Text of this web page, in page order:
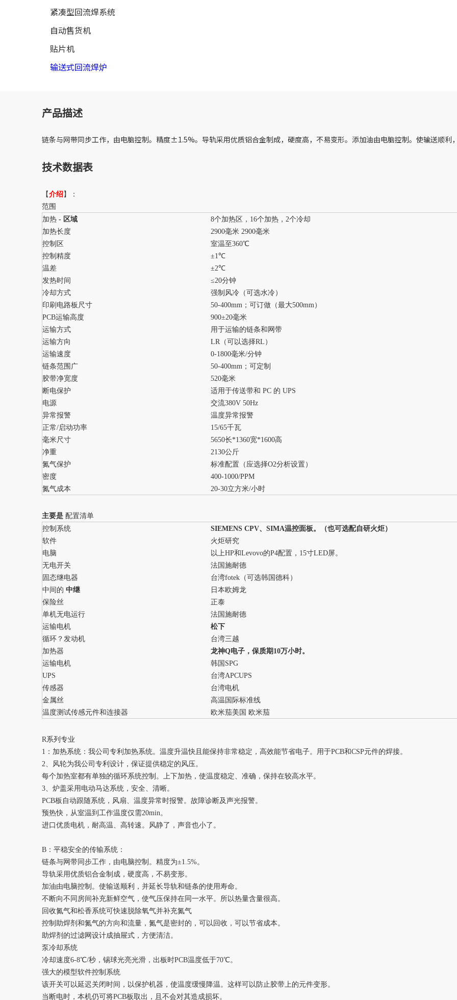
紧凑型回流焊系统
自动售货机
贴片机
输送式回流焊炉
产品描述
链条与网带同步工作，由电脑控制。精度±1.5%。导轨采用优质铝合金制成，硬度高，不易变形。添加油由电脑控制。使输送顺利
技术数据表
【介绍】：
范围
加热 - 区域
8个加热区，16个加热，2个冷却
加热长度
2900毫米 2900毫米
控制区
室温至360℃
控制精度
±1℃
温差
±2℃
发热时间
≤20分钟
冷却方式
强制风冷（可选水冷）
印刷电路板尺寸
50-400mm；可订做（最大500mm）
PCB运输高度
900±20毫米
运输方式
用于运输的链条和网带
运输方向
LR（可以选择RL）
运输速度
0-1800毫米/分钟
链条范围广
50-400mm；可定制
胶带净宽度
520毫米
断电保护
适用于传送带和 PC 的 UPS
电源
交流380V 50Hz
异常报警
温度异常报警
正常/启动功率
15/65千瓦
毫米尺寸
5650长*1360宽*1600高
净重
2130公斤
氮气保护
标准配置（应选择O2分析设置）
密度
400-1000/PPM
氮气成本
20-30立方米/小时
主要是 配置清单
控制系统
SIEMENS CPV、SIMA温控面板。（也可选配自研火炬）
软件
火炬研究
电脑
以上HP和Levovo的P4配置，15寸LED屏。
无电开关
法国施耐德
固态继电器
台湾fotek（可选韩国德科）
中间的 中继
日本欧姆龙
保险丝
正泰
单机无电运行
法国施耐德
运输电机
松下
循环？发动机
台湾三越
加热器
龙神Q电子，保质期10万小时。
运输电机
韩国SPG
UPS
台湾APCUPS
传感器
台湾电机
金属丝
高温国际标准线
温度测试传感元件和连接器
欧米茄美国 欧米茄
R系列专业
1：加热系统：我公司专利加热系统。温度升温快且能保持非常稳定，高效能节省电子。用于PCB和CSP元件的焊接。
2、风轮为我公司专利设计，保证提供稳定的风压。
每个加热室都有单独的循环系统控制。上下加热，使温度稳定、准确，保持在较高水平。
3、炉盖采用电动马达系统，安全、清晰。
PCB板自动跟随系统，风扇、温度异常时报警。故障诊断及声光报警。
预热快，从室温到工作温度仅需20min。
进口优质电机，耐高温、高转速。风静了，声音也小了。
B：平稳安全的传输系统：
链条与网带同步工作，由电脑控制。精度为±1.5%。
导轨采用优质铝合金制成，硬度高，不易变形。
加油由电脑控制。使输送顺利，并延长导轨和链条的使用寿命。
不断向不同房间补充新鲜空气，使气压保持在同一水平。所以热量含量很高。
回收氮气和松香系统可快速脱除氧气并补充氮气
控制助焊剂和氮气的方向和流量，氮气是密封的，可以回收，可以节省成本。
助焊剂的过滤网设计成抽屉式，方便清洁。
泵冷却系统
冷却速度6-8℃/秒，锡球光亮光滑，出板时PCB温度低于70℃。
强大的模型软件控制系统
该开关可以延迟关闭时间，以保护机器，使温度缓慢降温。这样可以防止胶带上的元件变形。
当断电时，本机仍可将PCB板取出，且不会对其造成损坏。